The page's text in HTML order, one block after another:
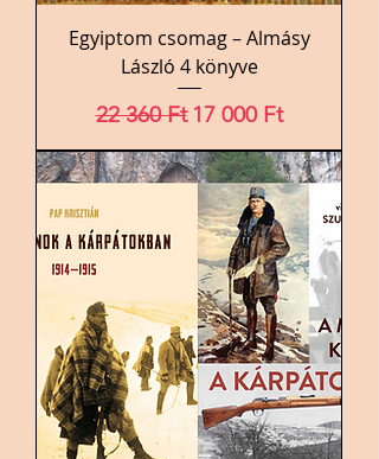
Egyiptom csomag – Almásy
László 4 könyve
Szokásos ár
22 360 Ft Akciós ár
17 000 Ft